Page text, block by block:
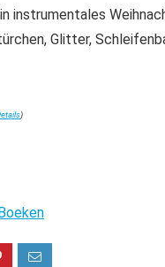
instrumentales
Glitter,
)